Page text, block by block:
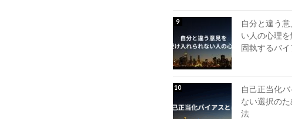
自分と違う
い人の心理
固執するバイ
自己正当化
ない選択の
法